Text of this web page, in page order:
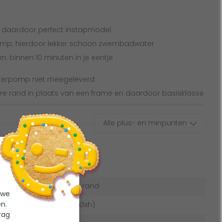
daardoor perfect instapmodel
hierdoor lekker schoon zwembadwater
binnen 10 minuten in je eentje
niet meegeleverd
rand in plaats van een frame en daardoor basisklasse
Alle plus- en minpunten
Opblaasbare rand
305 x 76 cm (Øxh)